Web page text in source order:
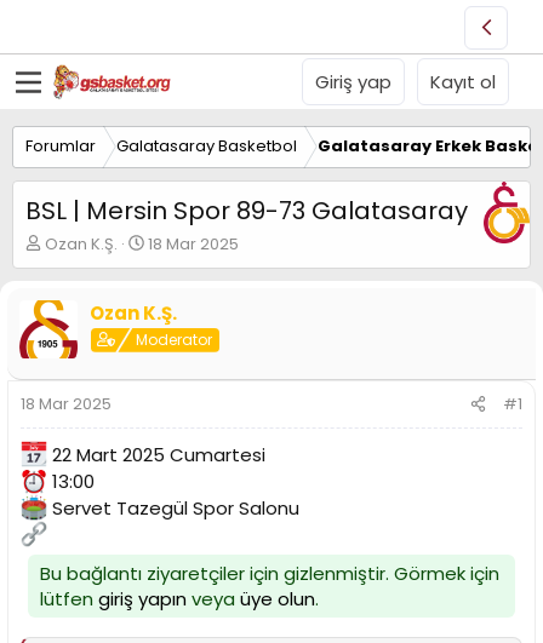
Giriş yap Kayıt ol
Forumlar Galatasaray Basketbol Galatasaray Erkek
BSL | Mersin Spor 89-73 Galatasaray
K
o
u
y
u
B
a
ş
l
a
t
a
n
Ozan K.Ş.
B
a
l
a
n
g
a
i
18 Mar 2025
Ozan K.Ş.
Moderator
18 Mar 2025 #1
22 Mart 2025 Cumartesi
13:00
Servet Tazegül Spor Salonu
Bu bağlantı ziyaretçiler için gizlenmiştir. Görmek için
lütfen giriş yapınveya üye olun.